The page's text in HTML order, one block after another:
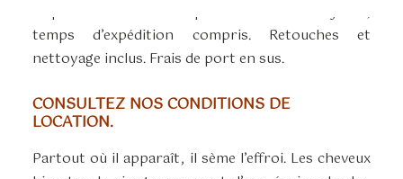
disposition du costume pour une durée de 7 jours,
temps d’expédition compris. Retouches et
nettoyage inclus. Frais de port en sus.
CONSULTEZ NOS CONDITIONS DE
LOCATION.
Partout où il apparaît, il sème l’effroi. Les cheveux